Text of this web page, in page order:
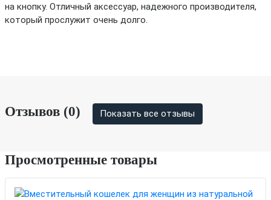
на кнопку. Отличный аксессуар, надежного производителя,
который прослужит очень долго.
Отзывов (0) Показать все отзывы
Просмотренные товары